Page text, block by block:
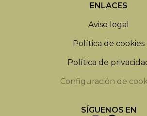
ENLACES
Aviso legal
Política de cookies
Política de
Configuración de
SÍGUENOS EN